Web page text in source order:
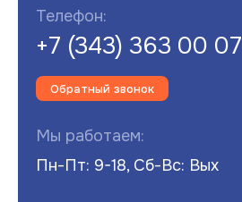
Телефон:
+7 (343) 363 00 07
Обратный звонок
Мы работаем:
Пн-Пт: 9-18, Сб-Вс: Вых